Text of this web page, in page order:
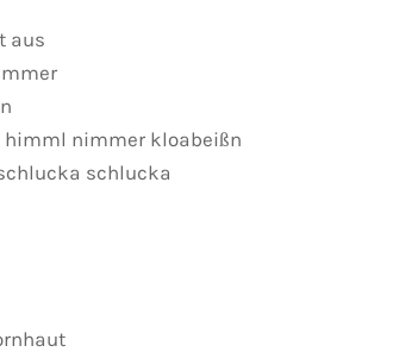
aus
himml nimmer kloabeißn
schlucka